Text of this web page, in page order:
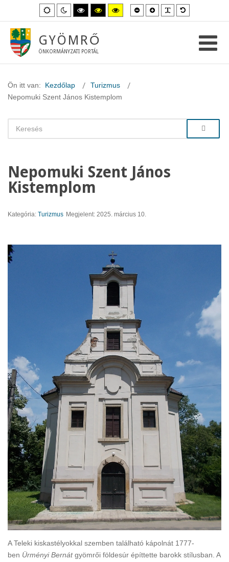
Alapértelmezett
mód
Éjszakai
mód
Magas
kontraszt
fekete-
mód.
Magas
kontraszt
fekete-
Magas
kontraszt
sárga-
Kisebb
betűméret
Nagyobb
betűméret
GYÖMRŐ
ÖNKORMÁNYZATI PORTÁL
Ön itt van: Kezdőlap
Turizmus
Nepomuki Szent János Kistemplom
Nepomuki Szent János
Kistemplom
Kategória: Turizmus Megjelent: 2025. március 10.
A Teleki kiskastélyokkal szemben található kápolnát 1777-
ben Ürményi Bernátgyömrői földesúr építtette barokk stílusban. A